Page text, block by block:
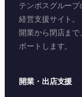
テンポスグルー
経営支援サイト。
開業から閉店ま
ポートします。
開業・出店支援